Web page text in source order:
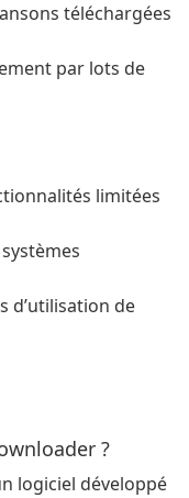
téléchargées
par lots de
limitées
d’utilisation de
?
logiciel développé